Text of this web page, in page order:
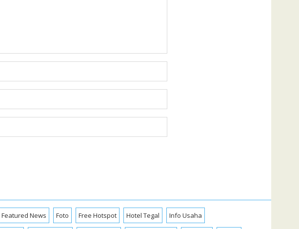
Featured News Foto Free Hotspot Hotel Tegal Info Usaha